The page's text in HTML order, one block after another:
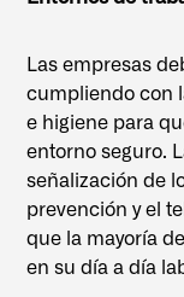
Las empresas
cumpliendo con
e higiene para
entorno seguro.
señalización de
prevención y el
que la mayoría
en su día a día